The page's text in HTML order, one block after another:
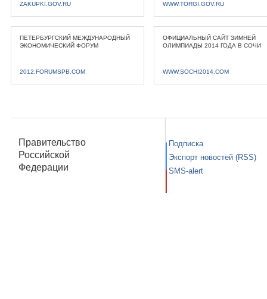
ZAKUPKI.GOV.RU WWW.TORGI.GOV.RU
ПЕТЕРБУРГСКИЙ МЕЖДУНАРОДНЫЙ
ЭКОНОМИЧЕСКИЙ ФОРУМ
2012.FORUMSPB.COM
ОФИЦИАЛЬНЫЙ САЙТ ЗИМНЕЙ
ОЛИМПИАДЫ 2014 ГОДА В СОЧИ
WWW.SOCHI2014.COM
Правительство
Российской
Федерации
Подписка
Экспорт новостей (RSS)
SMS-alert